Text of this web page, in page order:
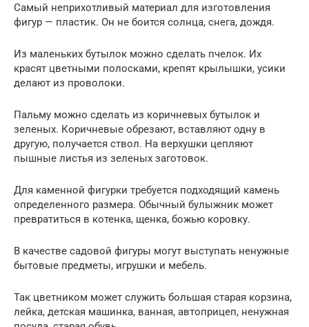
Самый неприхотливый материал для изготовления
фигур — пластик. Он не боится солнца, снега, дождя.
Из маленьких бутылок можно сделать пчелок. Их
красят цветными полосками, крепят крылышки, усики
делают из проволоки.
Пальму можно сделать из коричневых бутылок и
зеленых. Коричневые обрезают, вставляют одну в
другую, получается ствол. На верхушки цепляют
пышные листья из зеленых заготовок.
Для каменной фигурки требуется подходящий камень
определенного размера. Обычный булыжник может
превратиться в котенка, щенка, божью коровку.
В качестве садовой фигуры могут выступать ненужные
бытовые предметы, игрушки и мебель.
Так цветником может служить большая старая корзина,
лейка, детская машинка, ванная, автоприцеп, ненужная